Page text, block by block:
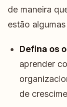
de maneira
estão
Defina os
aprender
de